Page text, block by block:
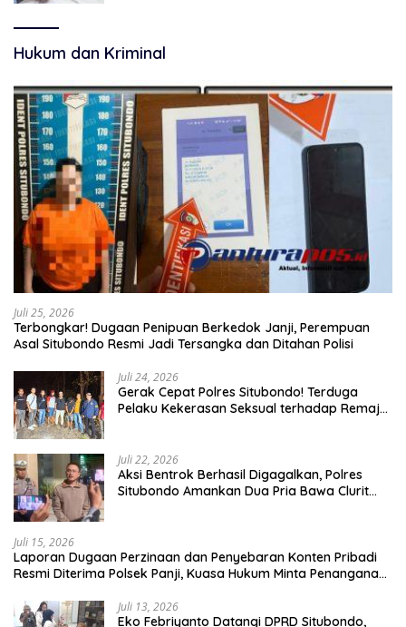
Hukum dan Kriminal
Juli 25, 2026
Terbongkar! Dugaan Penipuan Berkedok Janji, Perempuan
Asal Situbondo Resmi Jadi Tersangka dan Ditahan Polisi
Juli 24, 2026
Gerak Cepat Polres Situbondo! Terduga
Pelaku Kekerasan Seksual terhadap Remaja
Juli 22, 2026
Aksi Bentrok Berhasil Digagalkan, Polres
Situbondo Amankan Dua Pria Bawa Clurit
Juli 15, 2026
Laporan Dugaan Perzinaan dan Penyebaran Konten Pribadi
Resmi Diterima Polsek Panji, Kuasa Hukum Minta Penanganan
Juli 13, 2026
Eko Febriyanto Datangi DPRD Situbondo,